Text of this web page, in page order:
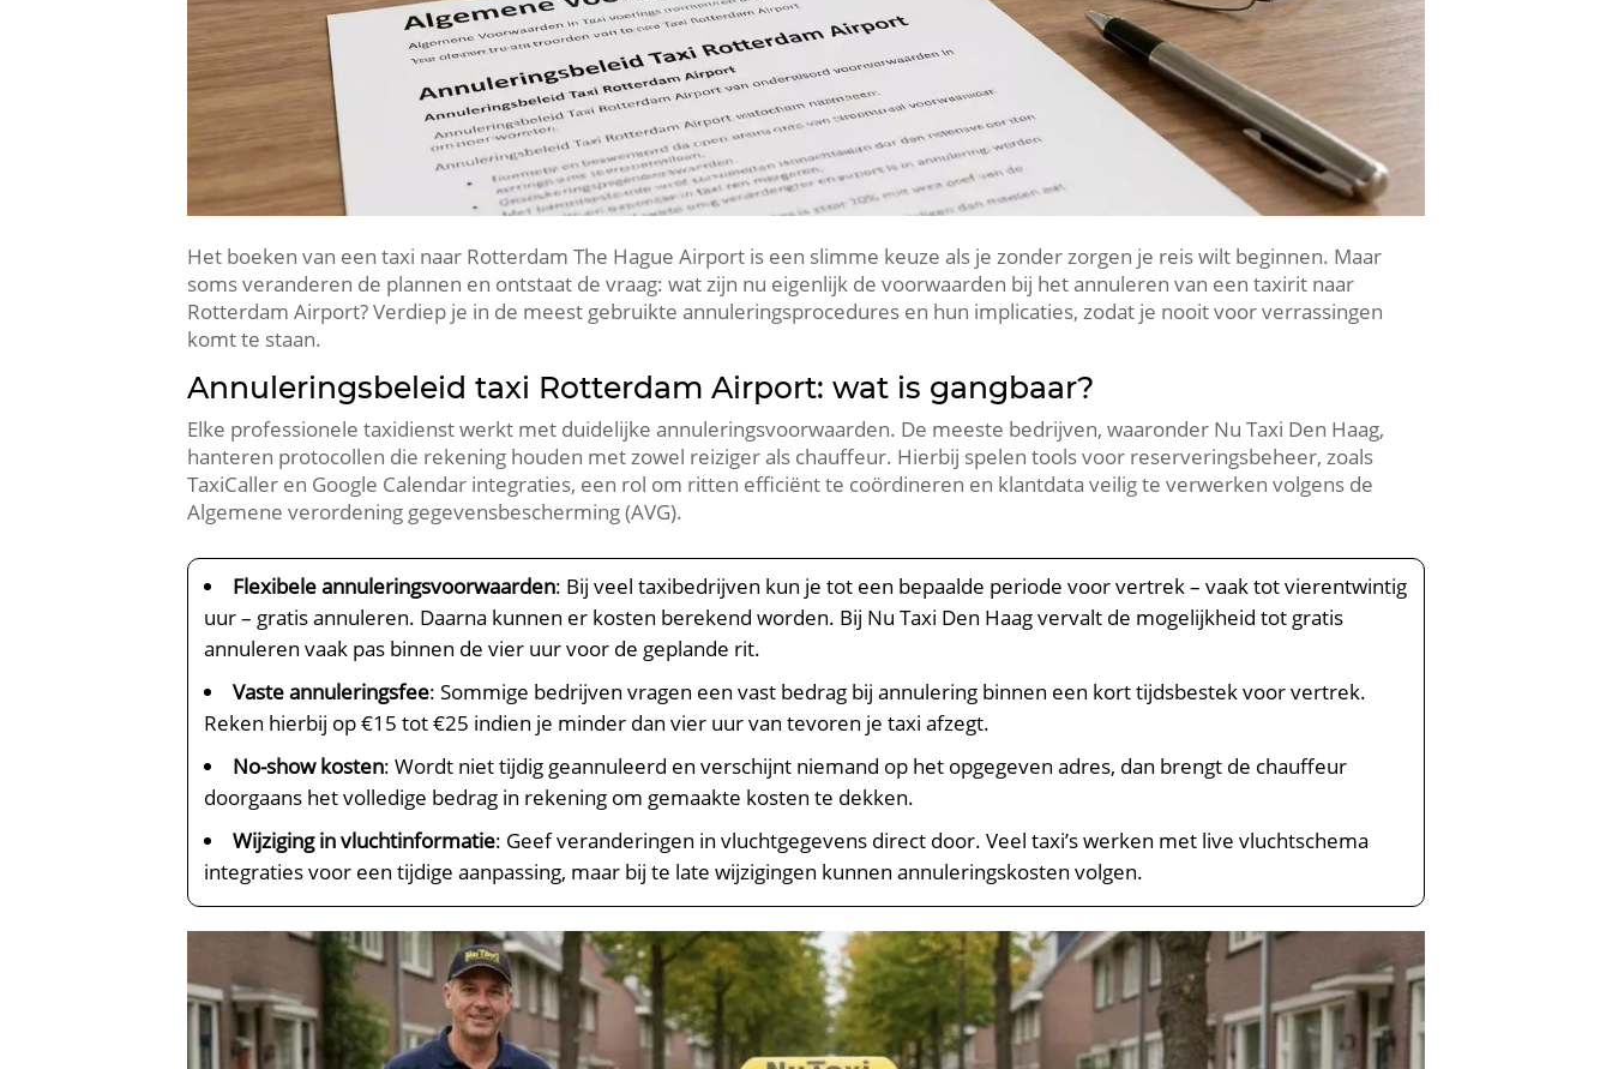
Het boeken van een taxi naar Rotterdam The Hague Airport is een slimme keuze als je zonder zorgen je reis wilt beginnen. Maar
soms veranderen de plannen en ontstaat de vraag: wat zijn nu eigenlijk de voorwaarden bij het annuleren van een taxirit naar
Rotterdam Airport? Verdiep je in de meest gebruikte annuleringsprocedures en hun implicaties, zodat je nooit voor verrassingen
komt te staan.
Annuleringsbeleid taxi Rotterdam Airport: wat is gangbaar?
Elke professionele taxidienst werkt met duidelijke annuleringsvoorwaarden. De meeste bedrijven, waaronder Nu Taxi Den Haag,
hanteren protocollen die rekening houden met zowel reiziger als chauffeur. Hierbij spelen tools voor reserveringsbeheer, zoals
TaxiCaller en Google Calendar integraties, een rol om ritten efficiënt te coördineren en klantdata veilig te verwerken volgens de
Algemene verordening gegevensbescherming (AVG).
Flexibele annuleringsvoorwaarden: Bij veel taxibedrijven kun je tot een bepaalde periode voor vertrek – vaak tot vierentwintig
uur – gratis annuleren. Daarna kunnen er kosten berekend worden. Bij Nu Taxi Den Haag vervalt de mogelijkheid tot gratis
annuleren vaak pas binnen de vier uur voor de geplande rit.
Vaste annuleringsfee: Sommige bedrijven vragen een vast bedrag bij annulering binnen een kort tijdsbestek voor vertrek.
Reken hierbij op €15 tot €25 indien je minder dan vier uur van tevoren je taxi afzegt.
No-show kosten: Wordt niet tijdig geannuleerd en verschijnt niemand op het opgegeven adres, dan brengt de chauffeur
doorgaans het volledige bedrag in rekening om gemaakte kosten te dekken.
Wijziging in vluchtinformatie: Geef veranderingen in vluchtgegevens direct door. Veel taxi’s werken met live vluchtschema
integraties voor een tijdige aanpassing, maar bij te late wijzigingen kunnen annuleringskosten volgen.